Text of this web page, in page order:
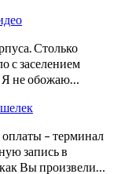
Столько
с заселением
Я не обожаю…
– терминал
запись в
Вы произвели…